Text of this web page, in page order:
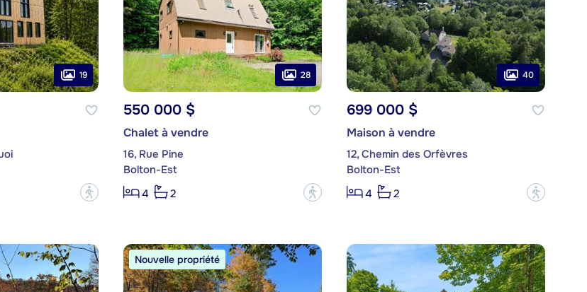
19
?
28
550 000 $
Chalet à vendre
16, Rue Pine
Bolton-Est
4
2 ?
40
699 000 $
Maison à vendre
12, Chemin des Orfèvres
Bolton-Est
4
2 ?
Nouvelle propriété